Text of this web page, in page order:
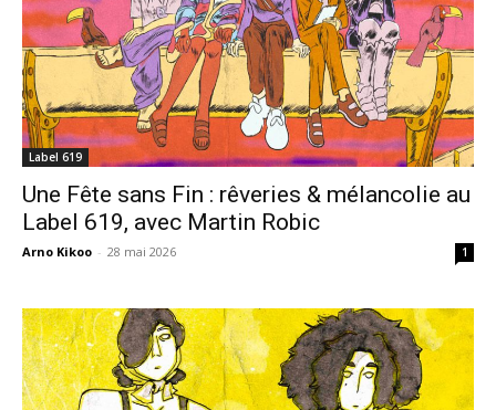
Label 619
Une Fête sans Fin : rêveries & mélancolie au
Label 619, avec Martin Robic
Arno Kikoo - 28 mai 2026 1